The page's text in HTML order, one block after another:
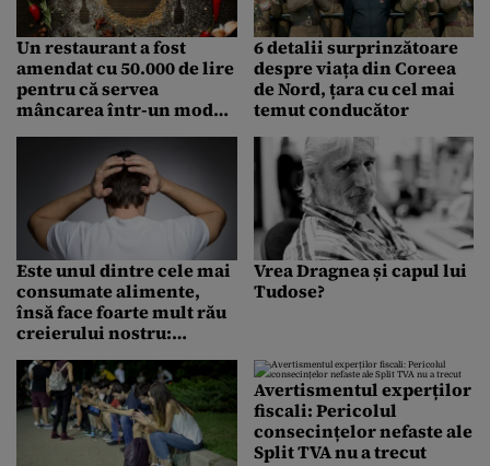
Un restaurant a fost
amendat cu 50.000 de lire
pentru că servea
mâncarea într-un mod
România: Această
tehnică poate duce la
otrăvirea alimentelor
6 detalii surprinzătoare
despre viața din Coreea
de Nord, țara cu cel mai
temut conducător
Este unul dintre cele mai
consumate alimente,
însă face foarte mult rău
creierului nostru:
scade dramatic
Vrea Dragnea și capul lui
Tudose?
Avertismentul experților
fiscali: Pericolul
consecințelor nefaste ale
Split TVA nu a trecut